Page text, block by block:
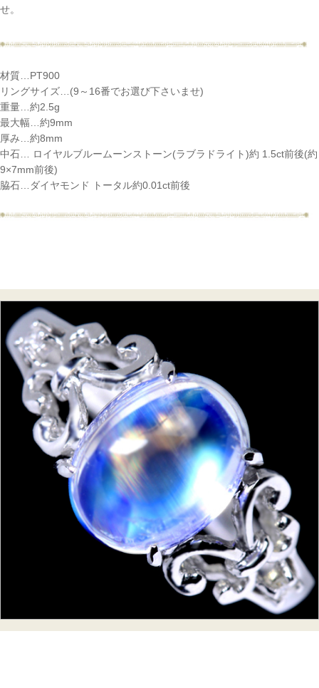
せ。
材質…PT900
リングサイズ…(9～16番でお選び下さいませ)
重量…約2.5g
最大幅…約9mm
厚み…約8mm
中石… ロイヤルブルームーンストーン(ラブラドライト)約 1.5ct前後(約
9×7mm前後)
脇石…ダイヤモンド トータル約0.01ct前後